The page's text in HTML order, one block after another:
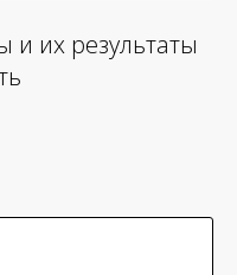
и их результаты